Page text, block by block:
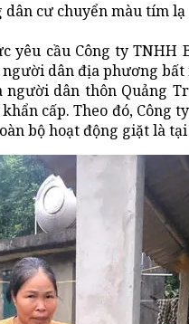
cư chuyển màu tím lạ
yêu cầu Công ty
dân địa phương
dân thôn Quảng
cấp. Theo đó, Công
bộ hoạt động giặt là tại